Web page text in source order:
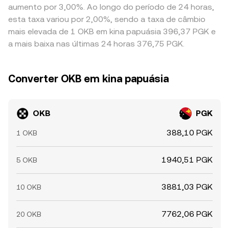
aumento por 3,00%. Ao longo do período de 24 horas,
esta taxa variou por 2,00%, sendo a taxa de câmbio
mais elevada de 1 OKB em kina papuásia 396,37 PGK e
a mais baixa nas últimas 24 horas 376,75 PGK.
Converter OKB em kina papuásia
OKB PGK
1 OKB 388,10 PGK
5 OKB 1940,51 PGK
10 OKB 3881,03 PGK
20 OKB 7762,06 PGK